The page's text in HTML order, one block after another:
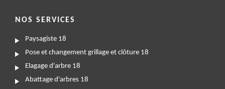
NOS SERVICES
Paysagiste 18
Pose et changement grillage et clôture 18
Elagage d'arbre 18
Abattage d'arbres 18